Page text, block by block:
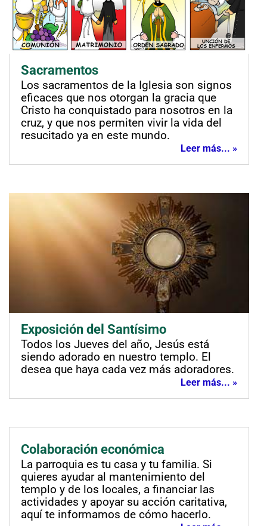
Sacramentos
Los sacramentos de la Iglesia son signos
eficaces que nos otorgan la gracia que
Cristo ha conquistado para nosotros en la
cruz, y que nos permiten vivir la vida del
resucitado ya en este mundo.
Leer más... »
Exposición del Santísimo
Todos los Jueves del año, Jesús está
siendo adorado en nuestro templo. El
desea que haya cada vez más adoradores.
Leer más... »
Colaboración económica
La parroquia es tu casa y tu familia. Si
quieres ayudar al mantenimiento del
templo y de los locales, a financiar las
actividades y apoyar su acción caritativa,
aquí te informamos de cómo hacerlo.